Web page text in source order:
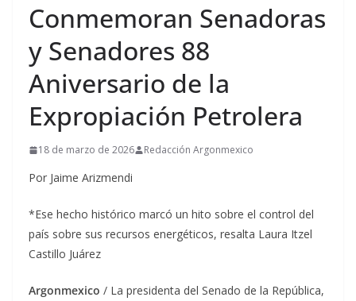
Conmemoran Senadoras
y Senadores 88
Aniversario de la
Expropiación Petrolera
18 de marzo de 2026 Redacción Argonmexico
Por Jaime Arizmendi
*Ese hecho histórico marcó un hito sobre el control del
país sobre sus recursos energéticos, resalta Laura Itzel
Castillo Juárez
Argonmexico / La presidenta del Senado de la República,